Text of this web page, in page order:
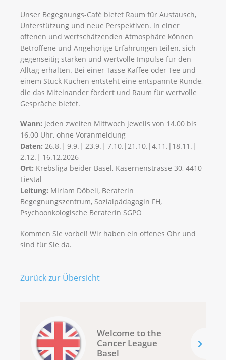
Unser Begegnungs-Café bietet Raum für Austausch,
Unterstützung und neue Perspektiven. In einer
offenen und wertschätzenden Atmosphäre können
Betroffene und Angehörige Erfahrungen teilen, sich
gegenseitig stärken und wertvolle Impulse für den
Alltag erhalten. Bei einer Tasse Kaffee oder Tee und
einem Stück Kuchen entsteht eine entspannte Runde,
die das Miteinander fördert und Raum für wertvolle
Gespräche bietet.
Wann: jeden zweiten Mittwoch jeweils von 14.00 bis
16.00 Uhr, ohne Voranmeldung
Daten: 26.8.| 9.9.| 23.9.| 7.10.|21.10.|4.11.|​​​​​​​18.11.|​​​​​​​
2.12.| 16.12.2026​​​​​​​
Ort: Krebsliga beider Basel, Kasernenstrasse 30, 4410
Liestal
Leitung: Miriam Döbeli, Beraterin
Begegnungszentrum, Sozialpädagogin FH,
Psychoonkologische Beraterin SGPO
Kommen Sie vorbei! Wir haben ein offenes Ohr und
sind für Sie da.
Zurück zur Übersicht
Welcome to the
Cancer League
Basel